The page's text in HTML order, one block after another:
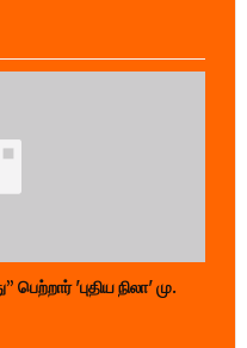
பெற்றார் 'புதிய நிலா' மு.